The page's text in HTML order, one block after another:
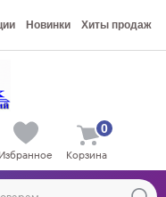
Новинки Хиты продаж
Избранное Корзина
0